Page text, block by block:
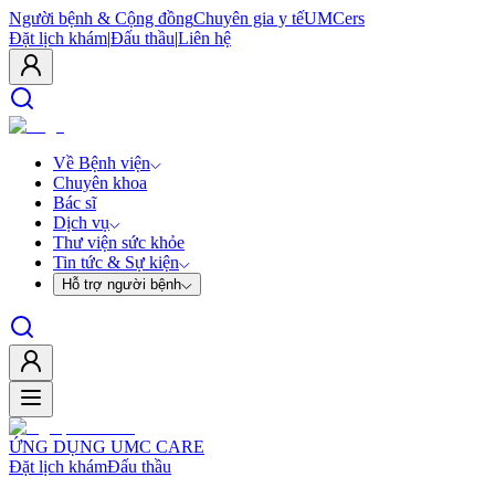
Người bệnh & Cộng đồngChuyên gia y tếUMCers
Đặt lịch khám|Đấu thầu|Liên hệ
Về Bệnh viện
Chuyên khoa
Bác sĩ
Dịch vụ
Thư viện sức khỏe
Tin tức & Sự kiện
Hỗ trợ người bệnh
ỨNG DỤNG UMC CARE
Đặt lịch khámĐấu thầu